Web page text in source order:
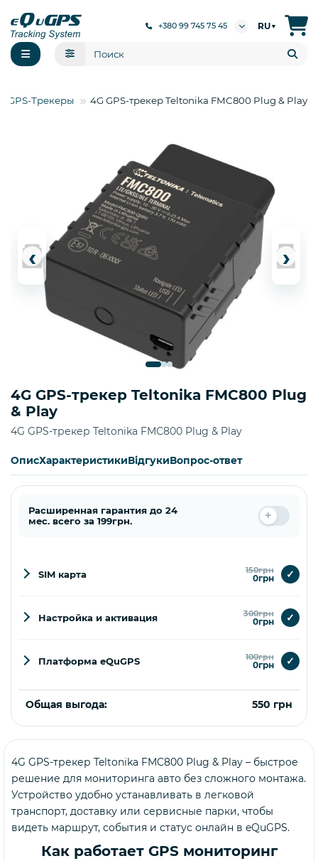
+380 99 745 75 45 RU▼
GPS-Трекеры 4G GPS-трекер Teltonika FMC800 Plug & Play
‹ ›
4G GPS-трекер Teltonika FMC800 Plug
& Play
4G GPS-трекер Teltonika FMC800 Plug & Play
ОписХарактеристикиВідгукиВопрос-ответ
Расширенная гарантия до 24
мес. всего за 199грн.
SIM карта 150грн
0грн ✓
Настройка и активация 300грн
0грн ✓
Платформа eQuGPS 100грн
0грн ✓
Общая выгода: 550 грн
Купить
4G GPS-трекер Teltonika FMC800 Plug & Play – быстрое
решение для мониторинга авто без сложного монтажа.
Устройство удобно устанавливать в легковой
транспорт, доставку или сервисные парки, чтобы
видеть маршрут, события и статус онлайн в eQuGPS.
Как работает GPS мониторинг